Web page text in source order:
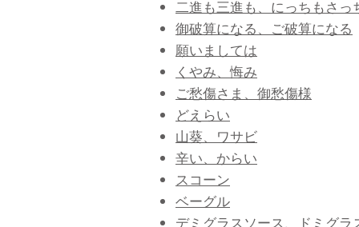
二進も三進も、にっちもさっ
御破算になる、ご破算になる
願いましては
くやみ、悔み
ご愁傷さま、御愁傷様
どえらい
山葵、ワサビ
辛い、からい
スコーン
ベーグル